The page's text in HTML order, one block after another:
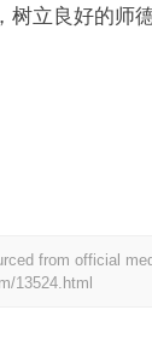
树立良好的师
from official
13524.html